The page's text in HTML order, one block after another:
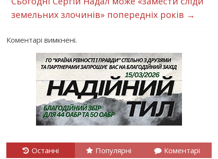
земельних злочинів» попередніх років →
Коментарі вимкнені.
Останні Популярні Коментарі